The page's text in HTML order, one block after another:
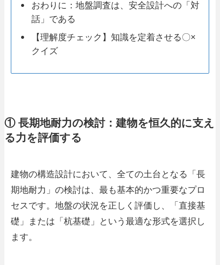
おわりに：地盤調査は、安全設計への「対
話」である
【理解度チェック】知識を定着させる〇×
クイズ
① 長期地耐力の検討：建物を恒久的に支え
る力を評価する
建物の構造設計において、全ての土台となる「長
期地耐力」の検討は、最も基本的かつ重要なプロ
セスです。地盤の状況を正しく評価し、「直接基
礎」または「杭基礎」という最適な形式を選択し
ます。